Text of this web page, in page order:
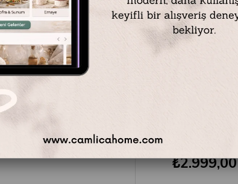
buluşturan
kahvesi
Şık
saatlerinize
alıcı bir
₺2.999,00